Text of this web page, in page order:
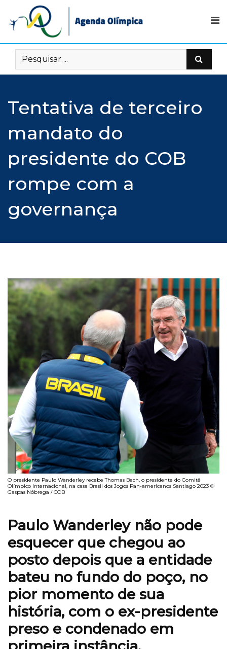
content
Tentativa de terceiro
mandato do
presidente do COB
rompe com a
governança
O presidente Paulo Wanderley recebe Thomas Bach, o presidente do Comitê
Olímpico Internacional, na casa Brasil dos Jogos Pan-americanos Santiago 2023 ©
Gaspas Nóbrega / COB
Paulo Wanderley não pode
esquecer que chegou ao
posto depois que a entidade
bateu no fundo do poço, no
pior momento de sua
história, com o ex-presidente
preso e condenado em